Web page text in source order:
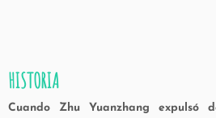
HISTORIA
Cuando Zhu Yuanzhang